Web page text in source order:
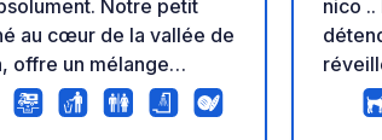
Notre petit
au cœur de la vallée de
offre un mélange
glamping de luxe,
de camping
nico